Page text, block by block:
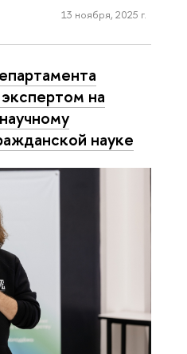
13 ноября, 2025 г.
на
науке